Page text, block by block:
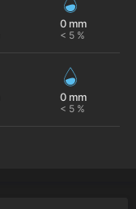
0 mm
< 5 %
0 mm
< 5 %